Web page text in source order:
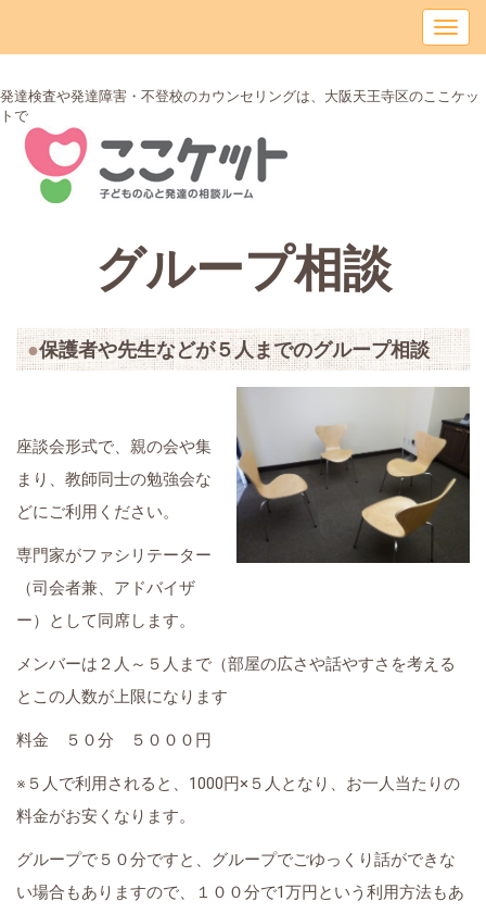
発達検査や発達障害・不登校のカウンセリングは、大阪天王寺区のここケッ
トで
グループ相談
保護者や先生などが５人までのグループ相談
座談会形式で、親の会や集
まり、教師同士の勉強会な
どにご利用ください。
専門家がファシリテーター
（司会者兼、アドバイザ
ー）として同席します。
メンバーは２人～５人まで（部屋の広さや話やすさを考える
とこの人数が上限になります
料金 ５０分 ５０００円
※５人で利用されると、1000円×５人となり、お一人当たりの
料金がお安くなります。
グループで５０分ですと、グループでごゆっくり話ができな
い場合もありますので、１００分で1万円という利用方法もあ